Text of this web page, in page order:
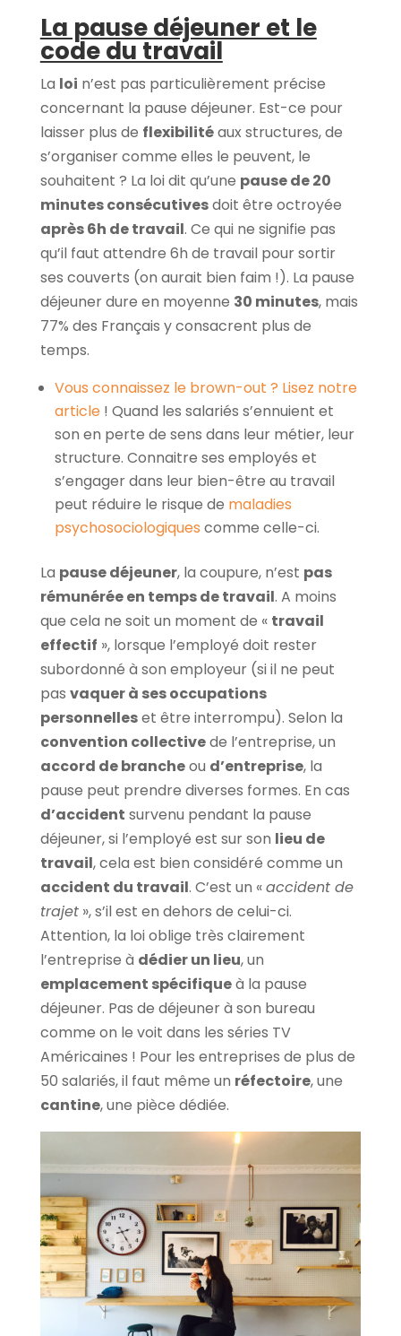
La pause déjeuner et le
code du travail
La loi n’est pas particulièrement précise
concernant la pause déjeuner. Est-ce pour
laisser plus de flexibilitéaux structures, de
s’organiser comme elles le peuvent, le
souhaitent ? La loi dit qu’une pause de 20
minutes consécutivesdoit être octroyée
après 6h de travail. Ce qui ne signifie pas
qu’il faut attendre 6h de travail pour sortir
ses couverts (on aurait bien faim !). La pause
déjeuner dure en moyenne 30 minutes, mais
77% des Français y consacrent plus de
temps.
Vous connaissez le brown-out ? Lisez notre
article ! Quand les salariés s’ennuient et
son en perte de sens dans leur métier, leur
structure. Connaitre ses employés et
s’engager dans leur bien-être au travail
peut réduire le risque de maladies
psychosociologiques comme celle-ci.
La pause déjeuner, la coupure, n’est pas
rémunérée en temps de travail. A moins
que cela ne soit un moment de « travail
effectif », lorsque l’employé doit rester
subordonné à son employeur (si il ne peut
pas vaquer à ses occupations
personnelleset être interrompu). Selon la
convention collectivede l’entreprise, un
accord de brancheou d’entreprise, la
pause peut prendre diverses formes. En cas
d’accident survenu pendant la pause
déjeuner, si l’employé est sur son lieu de
travail, cela est bien considéré comme un
accident du travail. C’est un «accident de
trajet», s’il est en dehors de celui-ci.
Attention, la loi oblige très clairement
l’entreprise à dédier un lieu, un
emplacement spécifiqueà la pause
déjeuner. Pas de déjeuner à son bureau
comme on le voit dans les séries TV
Américaines ! Pour les entreprises de plus de
50 salariés, il faut même un réfectoire, une
cantine, une pièce dédiée.